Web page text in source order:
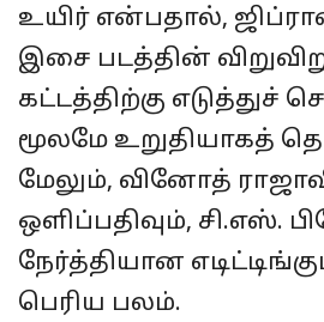
உயிர் என்பதால்,
இசை படத்தின்
கட்டத்திற்கு எடுத்துச்
மூலமே உறுதியாகத்
மேலும், வினோத்
ஒளிப்பதிவும், சி.எஸ்.
நேர்த்தியான
பெரிய பலம்.